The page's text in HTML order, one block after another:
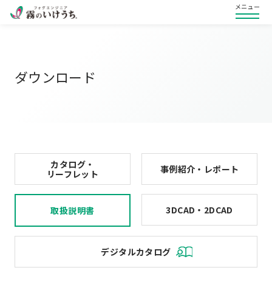
メニュー
ダウンロード
カタログ・
リーフレット
事例紹介・レポート
取扱説明書 3DCAD・2DCAD
デジタルカタログ